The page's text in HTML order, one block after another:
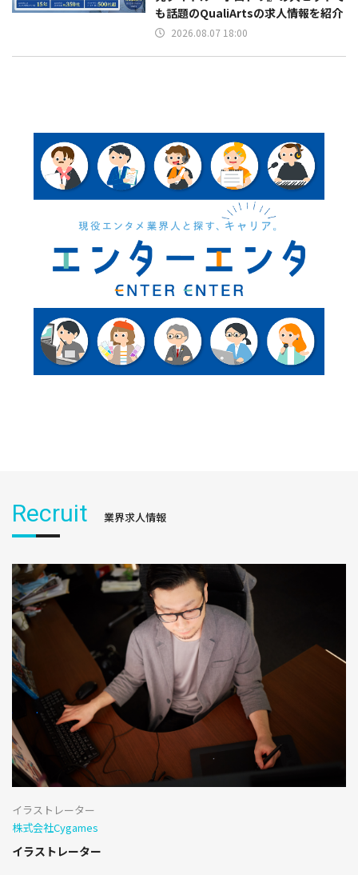
も話題のQualiArtsの求人情報を紹介
2026.08.07 18:00
Recruit 業界求人情報
イラストレーター
株式会社Cygames
イラストレーター